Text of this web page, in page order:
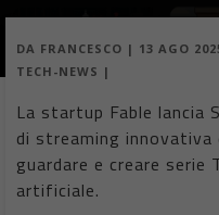
DA FRANCESCO | 13 AGO
TECH-NEWS |
La startup Fable lancia
di streaming
guardare e creare serie
artificiale.